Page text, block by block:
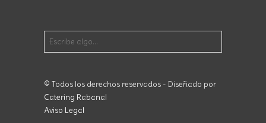
© Todos los derechos reservados - Diseñado por
Catering Rabanal
Aviso Legal